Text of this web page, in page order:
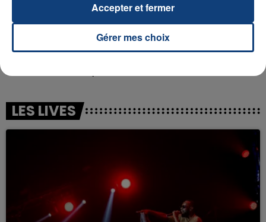
LES LIVES
Gérer mes choix
Accepter et fermer